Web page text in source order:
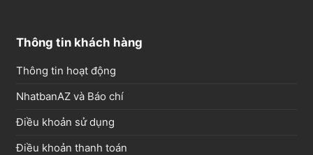
Thông tin khách hàng
Thông tin hoạt động
NhatbanAZ và Báo chí
Điều khoản sử dụng
Điều khoản thanh toán